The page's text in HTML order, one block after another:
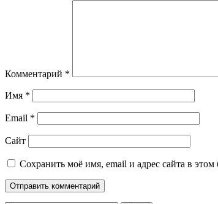
Комментарий *
Имя *
Email *
Сайт
Сохранить моё имя, email и адрес сайта в